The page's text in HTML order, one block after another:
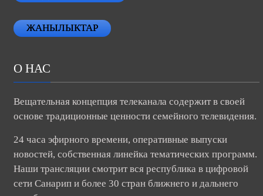
ЖАНЫЛЫКТАР
О НАС
Вещательная концепция телеканала содержит в своей
основе традиционные ценности семейного телевидения.
24 часа эфирного времени, оперативные выпуски
новостей, собственная линейка тематических программ.
Наши трансляции смотрит вся республика в цифровой
сети Санарип и более 30 стран ближнего и дальнего